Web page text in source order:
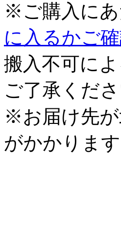
※ご購入に
に入るかご
搬入不可に
ご了承くださ
※お届け先が
がかかりま